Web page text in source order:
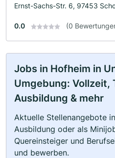
Ernst-Sachs-Str. 6, 97453
0.0 (0
Jobs in Hofheim in
Umgebung: Vollzeit,
Ausbildung & mehr
Aktuelle Stellenangebote
Ausbildung oder als
Quereinsteiger und
und bewerben.